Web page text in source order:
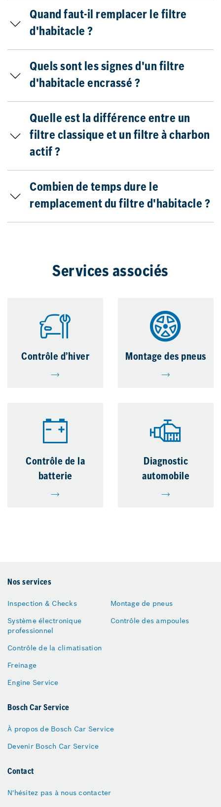
Quand faut-il remplacer le filtre
d'habitacle ?
Quels sont les signes d'un filtre
d'habitacle encrassé ?
Quelle est la différence entre un
filtre classique et un filtre à charbon
actif ?
Combien de temps dure le
remplacement du filtre d'habitacle ?
Services associés
Contrôle d’hiver Montage des pneus
Contrôle de la
batterie
Diagnostic
automobile
Nos services
Inspection & Checks
Système électronique
professionnel
Contrôle de la climatisation
Freinage
Engine Service
Montage de pneus
Contrôle des ampoules
Bosch Car Service
À propos de Bosch Car Service
Devenir Bosch Car Service
Contact
N'hésitez pas à nous contacter